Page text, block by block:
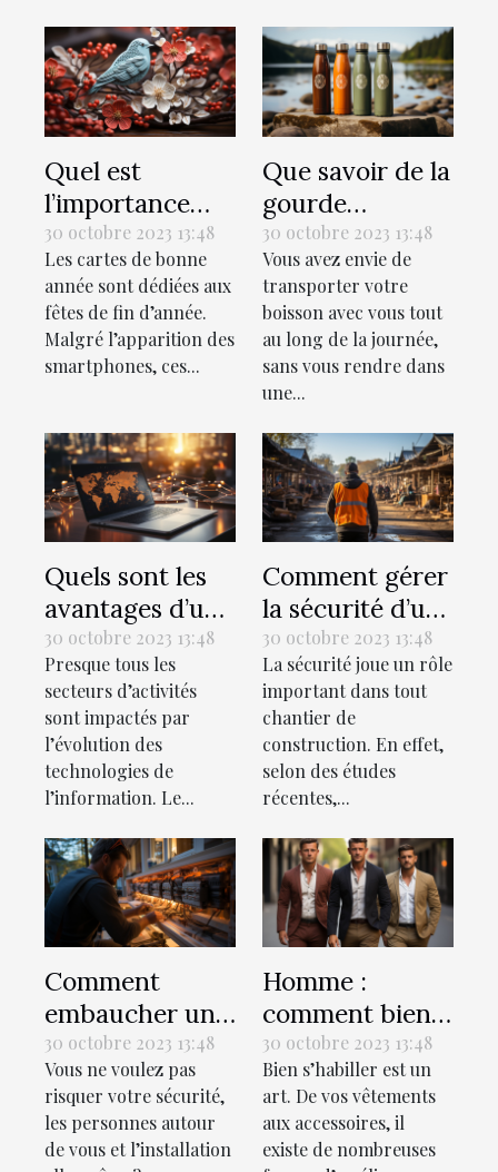
Quel est
l’importance
des cartes de
bonne année ?
30 octobre 2023 13:48
Les cartes de bonne
année sont dédiées aux
fêtes de fin d’année.
Malgré l’apparition des
smartphones, ces...
Que savoir de la
gourde
isotherme ?
30 octobre 2023 13:48
Vous avez envie de
transporter votre
boisson avec vous tout
au long de la journée,
sans vous rendre dans
une...
Quels sont les
avantages d’un
recrutement en
ligne ?
30 octobre 2023 13:48
Presque tous les
secteurs d’activités
sont impactés par
l’évolution des
technologies de
l’information. Le...
Comment gérer
la sécurité d’un
chantier de
construction ?
30 octobre 2023 13:48
La sécurité joue un rôle
important dans tout
chantier de
construction. En effet,
selon des études
récentes,...
Comment
embaucher un
bon électricien
pour votre
maison ?
30 octobre 2023 13:48
Vous ne voulez pas
risquer votre sécurité,
les personnes autour
de vous et l’installation
Homme :
comment bien
s’habiller ?
30 octobre 2023 13:48
Bien s’habiller est un
art. De vos vêtements
aux accessoires, il
existe de nombreuses